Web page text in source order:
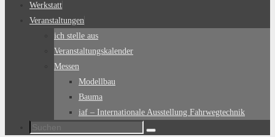
Werkstatt
Veranstaltungen
ich stelle aus
Veranstaltungskalender
Messen
Modellbau
Bauma
iaf – Internationale Ausstellung Fahrwegtechnik
Suchen
Suchen